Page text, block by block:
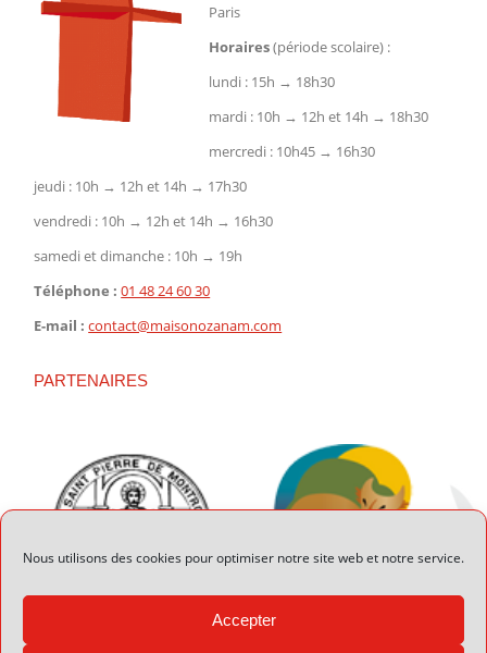
Nous utilisons des cookies pour optimiser notre site web et notre service.
Accepter
Paris
Horaires(période scolaire) :
lundi : 15h → 18h30
mardi : 10h → 12h et 14h → 18h30
mercredi : 10h45 → 16h30
jeudi : 10h → 12h et 14h → 17h30
vendredi : 10h → 12h et 14h → 16h30
samedi et dimanche : 10h → 19h
Téléphone : 01 48 24 60 30
E-mail : contact@maisonozanam.com
PARTENAIRES